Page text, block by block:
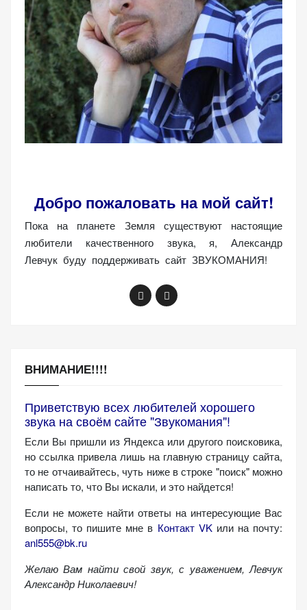
Добро пожаловать на мой сайт!
Пока на планете Земля существуют настоящие
любители качественного звука, я, Александр
Левчук буду поддерживать сайт ЗВУКОМАНИЯ!
ВНИМАНИЕ!!!!
Приветствую всех любителей хорошего
звука на своём сайте "Звукомания"!
Если Вы пришли из Яндекса или другого поисковика,
но ссылка привела лишь на главную страницу сайта,
то не отчаивайтесь, чуть ниже в строке "поиск" можно
написать то, что Вы искали, и это найдется!
Если не можете найти ответы на интересующие Вас
вопросы, то пишите мне в Контакт VKили на почту:
anl555@bk.ru
Желаю Вам найти свой звук, с уважением, Левчук
Александр Николаевич!